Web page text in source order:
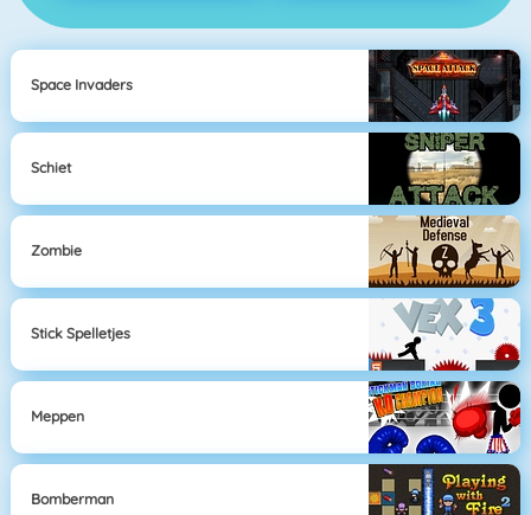
Space Invaders
Schiet
Zombie
Stick Spelletjes
Meppen
Bomberman